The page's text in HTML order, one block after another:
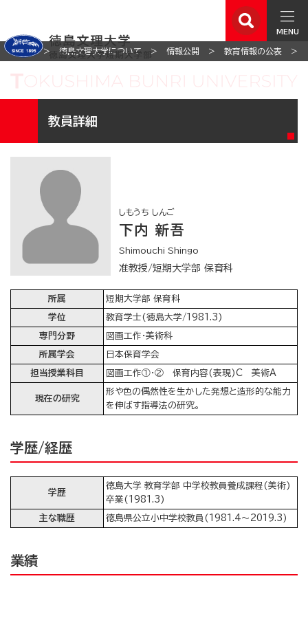
MENU
ホーム 徳島文理大学について 情報公開 教育情報の公表
教員詳細
しもうち しんご
下内 新吾
Shimouchi Shingo
准教授/短期大学部 保育科
所属 短期大学部 保育科
学位 教育学士(徳島大学/1981.3)
専門分野 図画工作・美術科
所属学会 日本保育学会
担当授業科目 図画工作①・② 保育内容(表現)C 美術A
現在の研究
形や色の偶然性を生かした発想と造形的な能力
を伸ばす指導法の研究。
学歴/経歴
学歴
徳島大学 教育学部 中学校教員養成課程(美術)
卒業(1981.3)
主な職歴 徳島県公立小中学校教員(1981.4～2019.3)
業績